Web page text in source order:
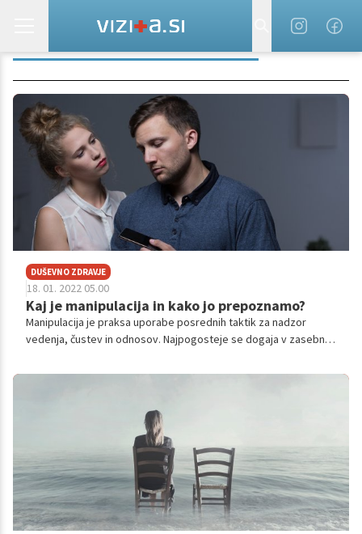
NADZOROVANJE PARTNERJA
DUŠEVNO ZDRAVJE
18. 01. 2022 05.00
Kaj je manipulacija in kako jo prepoznamo?
Manipulacija je praksa uporabe posrednih taktik za nadzor
vedenja, čustev in odnosov. Najpogosteje se dogaja v zasebnih
življenju, v sklopu odnosov med sodelavci. Širše in splošno